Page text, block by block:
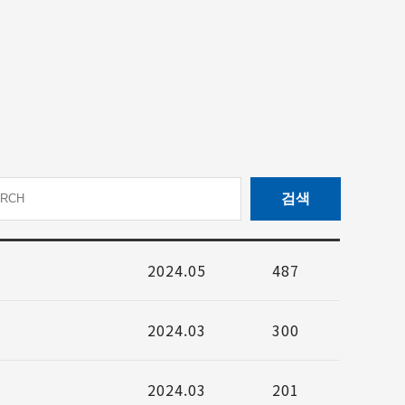
2024.05 487
2024.03 300
2024.03 201